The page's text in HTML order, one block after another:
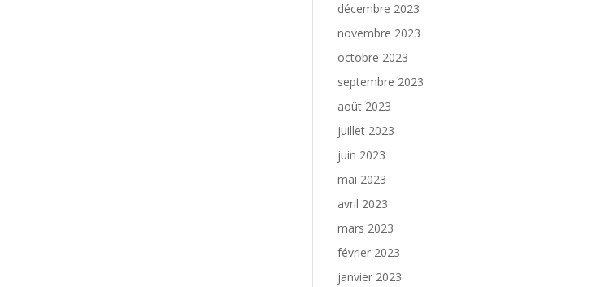
décembre 2023
novembre 2023
octobre 2023
septembre 2023
août 2023
juillet 2023
juin 2023
mai 2023
avril 2023
mars 2023
février 2023
janvier 2023